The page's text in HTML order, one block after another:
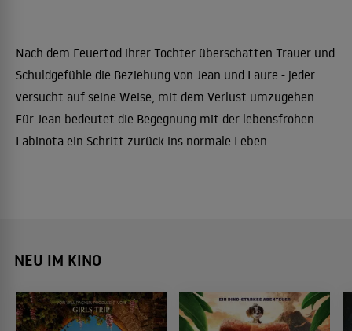
Nach dem Feuertod ihrer Tochter überschatten Trauer und
Schuldgefühle die Beziehung von Jean und Laure - jeder
versucht auf seine Weise, mit dem Verlust umzugehen.
Für Jean bedeutet die Begegnung mit der lebensfrohen
Labinota ein Schritt zurück ins normale Leben.
NEU IM KINO